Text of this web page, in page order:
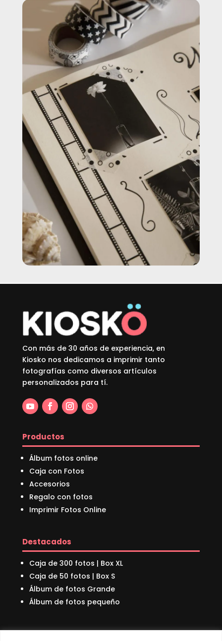
Con más de 30 años de experiencia, en
Kiosko nos dedicamos a imprimir tanto
fotografías como diversos artículos
personalizados para tí.
Productos
Álbum fotos online
Caja con Fotos
Accesorios
Regalo con fotos
Imprimir Fotos Online
Destacados
Caja de 300 fotos | Box XL
Caja de 50 fotos | Box S
Álbum de fotos Grande
Álbum de fotos pequeño
Sobre nosotros